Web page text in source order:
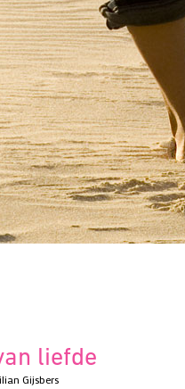
liefde
Gijsbers